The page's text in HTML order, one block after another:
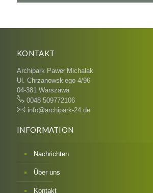
KONTAKT
Archipark Paweł Michalak
Ul. Chrzanowskiego 4/96
04-381 Warszawa
0048 509772106
info@archipark-24.de
INFORMATION
Nachrichten
Über uns
Kontakt